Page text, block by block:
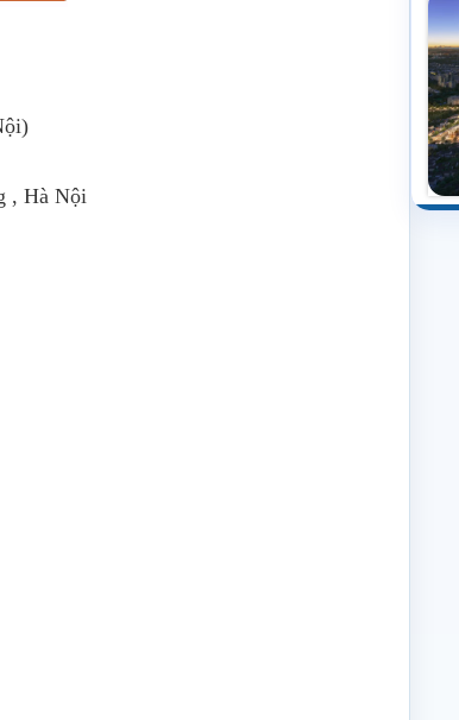
, Hà Nội